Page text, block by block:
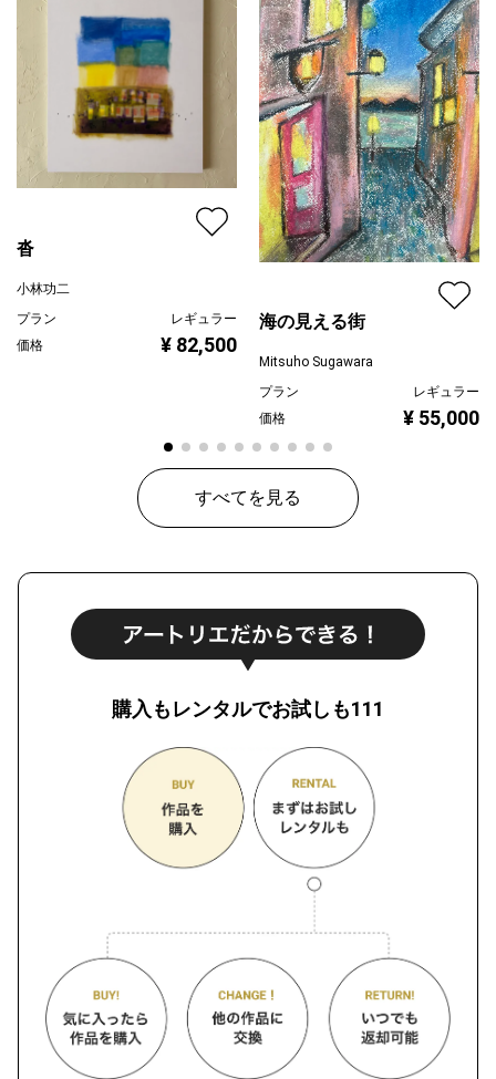
沓
小林功二
プラン
レギュラー
価格
¥ 82,500
海の見える街
Mitsuho Sugawara
プラン
レギュラー
価格
¥ 55,000
すべてを見る
購入もレンタルでお試しも111